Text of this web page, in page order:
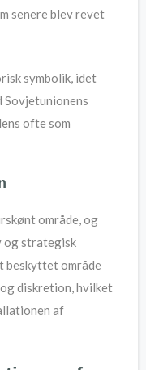
senere blev revet
symbolik, idet
Sovjetunionens
ofte som
område, og
og strategisk
beskyttet område
diskretion, hvilket
af